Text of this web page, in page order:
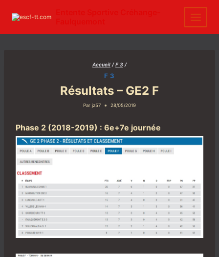
contenu
Accueil / F 3 /
F 3
Résultats – GE2 F
Par jz57 28/05/2019
Phase 2 (2018-2019) : 6e+7e journée